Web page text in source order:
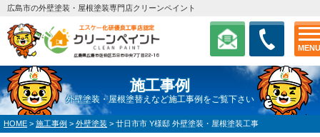
MENU
広島市の外壁塗装・屋根塗装専門店クリーンペイント
施工事例
外壁塗装・屋根塗替えなど施工事例をご覧下さい
HOME > 施工事例 > 外壁塗装 > 廿日市市 Y様邸 外壁塗装・屋根塗装工事